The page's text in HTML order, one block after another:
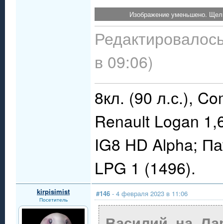
Изображение уменьшено.
в 09:06)
8кл. (90 л.с.),
Renault Logan
IG8 HD Alpha;
LPG 1 (1496).
kirpisimist
Посетитель
#146 - 4 февраля 2023 в 11:06